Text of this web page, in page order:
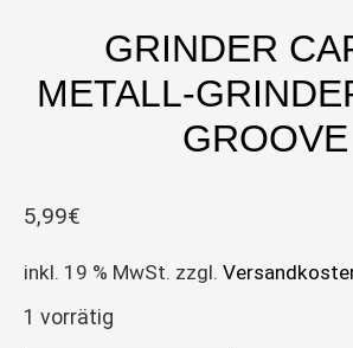
GRINDER
METALL-
GROOVE
5,99€
inkl. 19 % MwSt. zzgl.
1 vorrätig